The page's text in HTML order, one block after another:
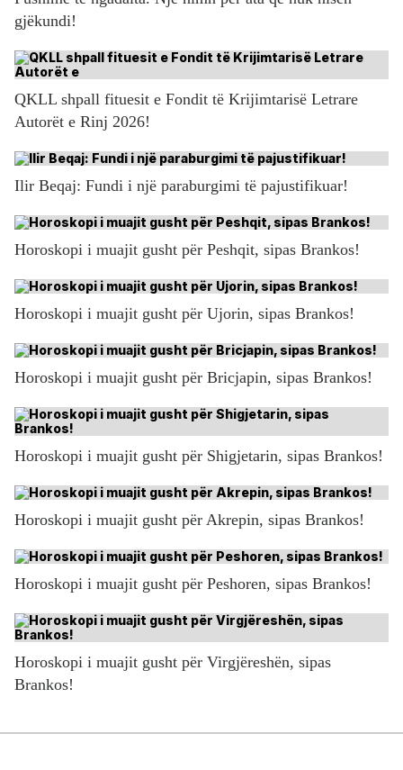
gjëkundi!
QKLL shpall fituesit e Fondit të Krijimtarisë Letrare
Autorët e Rinj 2026!
Ilir Beqaj: Fundi i një paraburgimi të pajustifikuar!
Horoskopi i muajit gusht për Peshqit, sipas Brankos!
Horoskopi i muajit gusht për Ujorin, sipas Brankos!
Horoskopi i muajit gusht për Bricjapin, sipas Brankos!
Horoskopi i muajit gusht për Shigjetarin, sipas Brankos!
Horoskopi i muajit gusht për Akrepin, sipas Brankos!
Horoskopi i muajit gusht për Peshoren, sipas Brankos!
Horoskopi i muajit gusht për Virgjëreshën, sipas
Brankos!